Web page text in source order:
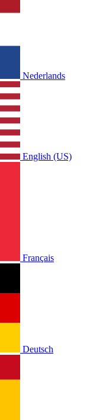
Nederlands
English (US)
Français
Deutsch